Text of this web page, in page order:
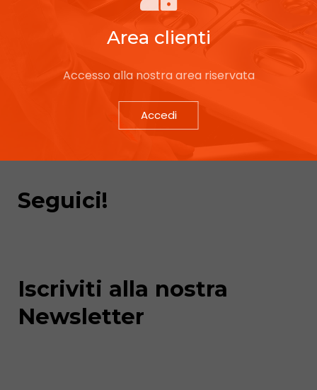
Area clienti
Accesso alla nostra area riservata
Accedi
Seguici!
Iscriviti alla nostra
Newsletter